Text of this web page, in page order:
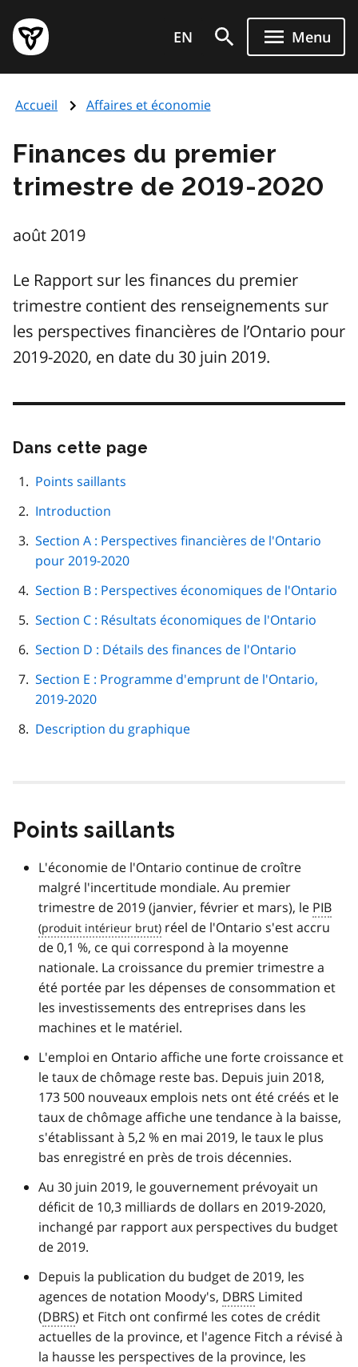
au
contenu
principal
Page
d'accueil
de
EN Menu
Accueil Affaires et économie
Finances du premier
trimestre de 2019-2020
août 2019
Le Rapport sur les finances du premier
trimestre contient des renseignements sur
les perspectives financières de l’Ontario pour
2019-2020, en date du 30 juin 2019.
Dans cette page
Points saillants
Introduction
Section A : Perspectives financières de l'Ontario
pour 2019-2020
Section B : Perspectives économiques de l'Ontario
Section C : Résultats économiques de l'Ontario
Section D : Détails des finances de l'Ontario
Section E : Programme d'emprunt de l'Ontario,
2019-2020
Description du graphique
Points saillants
L'économie de l'Ontario continue de croître
malgré l'incertitude mondiale. Au premier
trimestre de 2019 (janvier, février et mars), le PIB
réel de l'Ontario s'est accru
de 0,1 %, ce qui correspond à la moyenne
nationale. La croissance du premier trimestre a
été portée par les dépenses de consommation et
les investissements des entreprises dans les
machines et le matériel.
L'emploi en Ontario affiche une forte croissance et
le taux de chômage reste bas. Depuis juin 2018,
173 500 nouveaux emplois nets ont été créés et le
taux de chômage affiche une tendance à la baisse,
s'établissant à 5,2 % en mai 2019, le taux le plus
bas enregistré en près de trois décennies.
Au 30 juin 2019, le gouvernement prévoyait un
déficit de 10,3 milliards de dollars en 2019-2020,
inchangé par rapport aux perspectives du budget
de 2019.
Depuis la publication du budget de 2019, les
agences de notation Moody's, DBRS Limited
(DBRS) et Fitch ont confirmé les cotes de crédit
actuelles de la province, et l'agence Fitch a révisé à
la hausse les perspectives de la province, les